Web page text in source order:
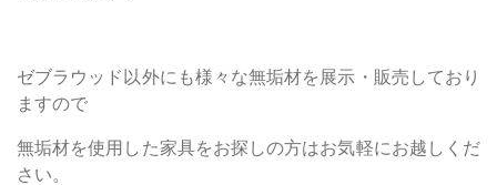
ゼブラウッド以外にも様々な無垢材を展示・販売しており
ますので
無垢材を使用した家具をお探しの方はお気軽にお越しくだ
さい。